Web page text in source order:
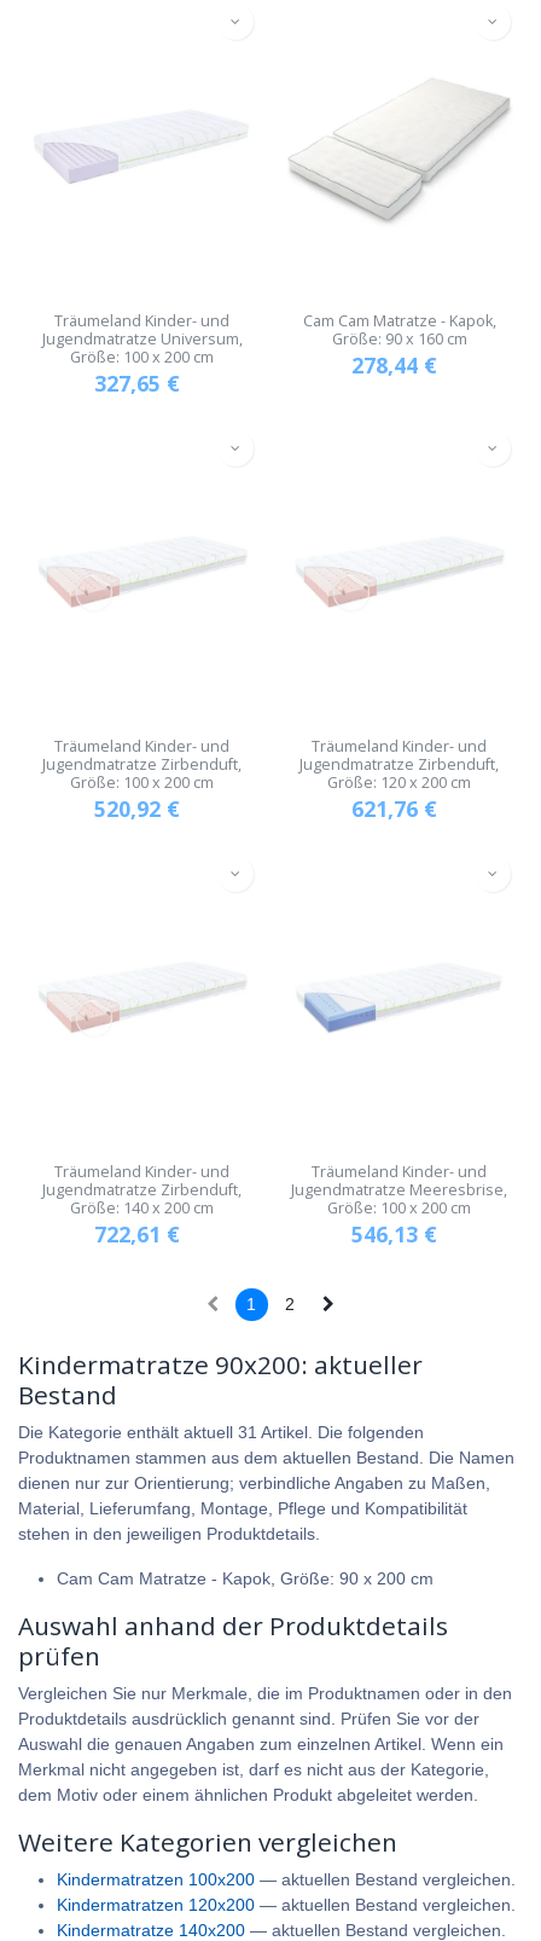
Träumeland Kinder- und
Jugendmatratze Universum,
Größe: 100 x 200 cm
327,65 €
Cam Cam Matratze - Kapok,
Größe: 90 x 160 cm
278,44 €
Träumeland Kinder- und
Jugendmatratze Zirbenduft,
Größe: 100 x 200 cm
520,92 €
Träumeland Kinder- und
Jugendmatratze Zirbenduft,
Größe: 120 x 200 cm
621,76 €
Träumeland Kinder- und
Jugendmatratze Zirbenduft,
Größe: 140 x 200 cm
722,61 €
Träumeland Kinder- und
Jugendmatratze Meeresbrise,
Größe: 100 x 200 cm
546,13 €
1 2
Kindermatratze 90x200: aktueller
Bestand
Die Kategorie enthält aktuell 31 Artikel. Die folgenden
Produktnamen stammen aus dem aktuellen Bestand. Die Namen
dienen nur zur Orientierung; verbindliche Angaben zu Maßen,
Material, Lieferumfang, Montage, Pflege und Kompatibilität
stehen in den jeweiligen Produktdetails.
Cam Cam Matratze - Kapok, Größe: 90 x 200 cm
Auswahl anhand der Produktdetails
prüfen
Vergleichen Sie nur Merkmale, die im Produktnamen oder in den
Produktdetails ausdrücklich genannt sind. Prüfen Sie vor der
Auswahl die genauen Angaben zum einzelnen Artikel. Wenn ein
Merkmal nicht angegeben ist, darf es nicht aus der Kategorie,
dem Motiv oder einem ähnlichen Produkt abgeleitet werden.
Weitere Kategorien vergleichen
Kindermatratzen 100x200 — aktuellen Bestand vergleichen.
Kindermatratzen 120x200 — aktuellen Bestand vergleichen.
Kindermatratze 140x200 — aktuellen Bestand vergleichen.